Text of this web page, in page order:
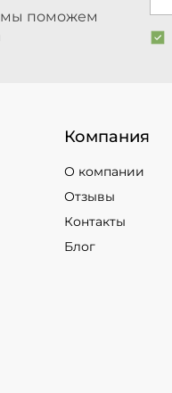
мы поможем
Компания
О компании
Отзывы
Контакты
Блог